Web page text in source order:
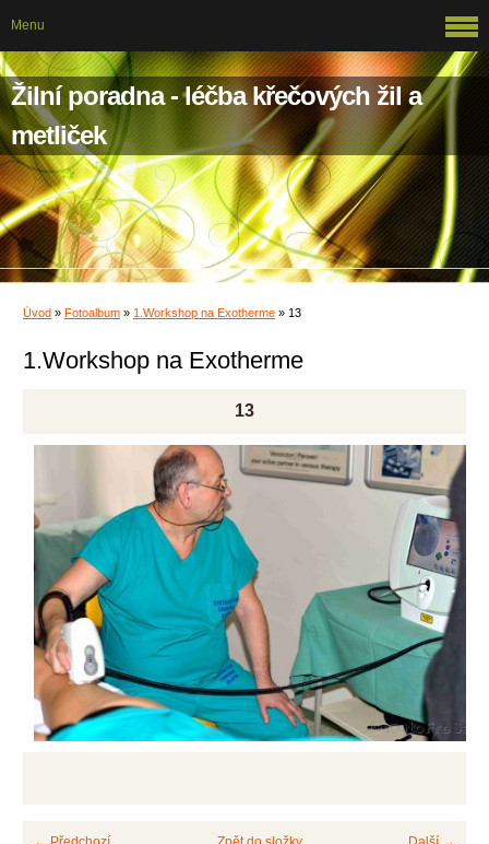
Žilní poradna - léčba křečových žil a
metliček
Úvod » Fotoalbum » 1.Workshop na Exotherme » 13
1.Workshop na Exotherme
13
Menu